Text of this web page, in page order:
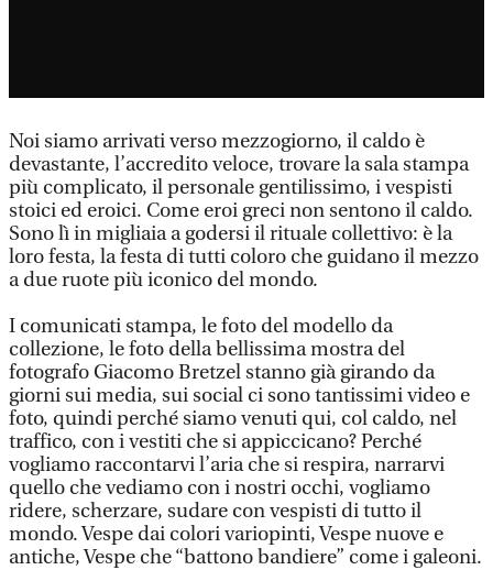
Noi siamo arrivati verso mezzogiorno, il caldo è
devastante, l’accredito veloce, trovare la sala stampa
più complicato, il personale gentilissimo, i vespisti
stoici ed eroici. Come eroi greci non sentono il caldo.
Sono lì in migliaia a godersi il rituale collettivo: è la
loro festa, la festa di tutti coloro che guidano il mezzo
a due ruote più iconico del mondo.
I comunicati stampa, le foto del modello da
collezione, le foto della bellissima mostra del
fotografo Giacomo Bretzel stanno già girando da
giorni sui media, sui social ci sono tantissimi video e
foto, quindi perché siamo venuti qui, col caldo, nel
traffico, con i vestiti che si appiccicano? Perché
vogliamo raccontarvi l’aria che si respira, narrarvi
quello che vediamo con i nostri occhi, vogliamo
ridere, scherzare, sudare con vespisti di tutto il
mondo. Vespe dai colori variopinti, Vespe nuove e
antiche, Vespe che “battono bandiere” come i galeoni.